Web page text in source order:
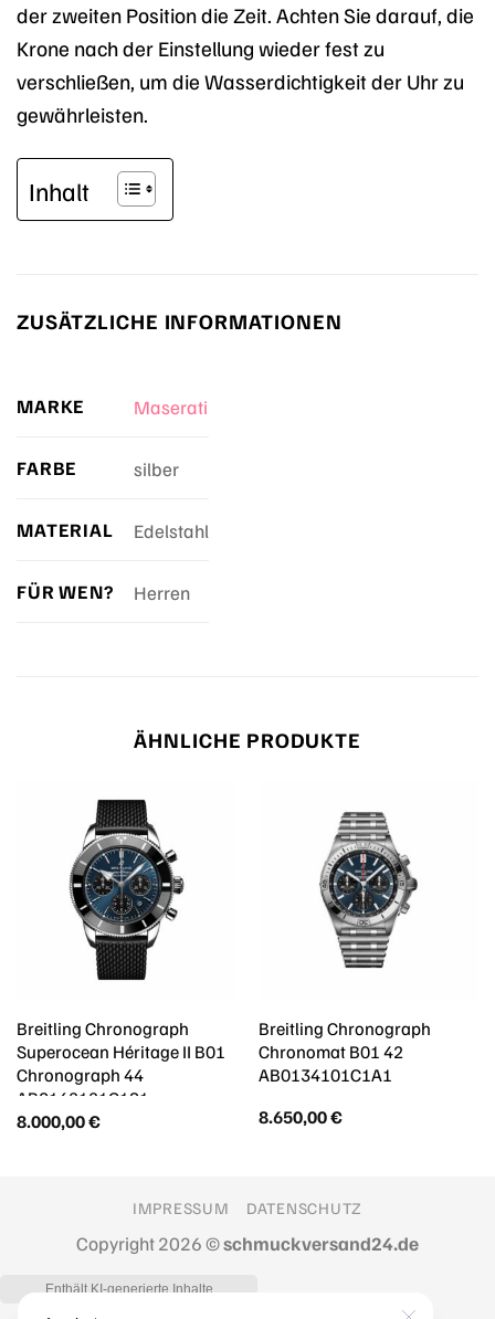
der zweiten Position die Zeit. Achten Sie darauf, die
Krone nach der Einstellung wieder fest zu
verschließen, um die Wasserdichtigkeit der Uhr zu
gewährleisten.
Inhalt
ZUSÄTZLICHE INFORMATIONEN
MARKE Maserati
FARBE silber
MATERIAL Edelstahl
FÜR WEN? Herren
ÄHNLICHE PRODUKTE
Breitling Chronograph
Superocean Héritage II B01
Chronograph 44
AB0162121C1S1
8.000,00€
Breitling Chronograph
Chronomat B01 42
AB0134101C1A1
8.650,00€
IMPRESSUM DATENSCHUTZ
Copyright 2026 ©schmuckversand24.de